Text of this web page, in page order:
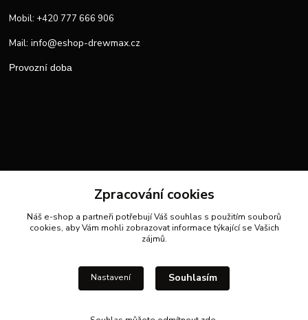
Mobil: +420 777 666 906
Mail: info@eshop-drewmax.cz
Provozní doba
Zpracování cookies
Náš e-shop a partneři potřebují Váš souhlas s použitím souborů
cookies, aby Vám mohli zobrazovat informace týkající se Vašich
zájmů.
Nastavení Souhlasím